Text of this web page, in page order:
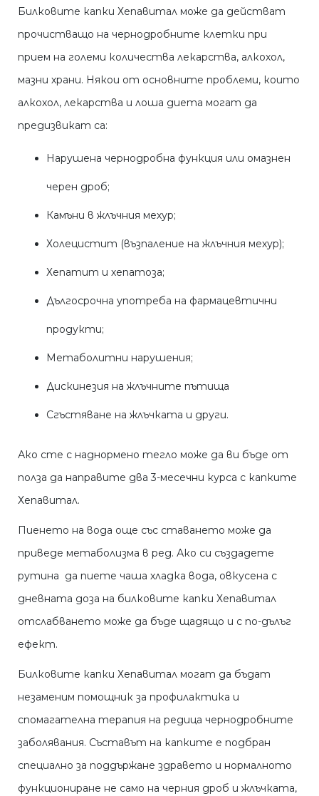
Билковите капки Хепавитал може да действат
прочистващо на чернодробните клетки при
прием на големи количества лекарства, алкохол,
мазни храни. Някои от основните проблеми, които
алкохол, лекарства и лоша диета могат да
предизвикат са:
Нарушена чернодробна функция или омазнен
черен дроб;
Камъни в жлъчния мехур;
Холецистит (възпаление на жлъчния мехур);
Хепатит и хепатоза;
Дългосрочна употреба на фармацевтични
продукти;
Метаболитни нарушения;
Дискинезия на жлъчните пътища
Сгъстяване на жлъчката и други.
Ако сте с наднормено тегло може да ви бъде от
полза да направите два 3-месечни курса с капките
Хепавитал.
Пиенето на вода още със ставането може да
приведе метаболизма в ред. Ако си създадете
рутина да пиете чаша хладка вода, овкусена с
дневната доза на билковите капки Хепавитал
отслабването може да бъде щадящо и с по-дълъг
ефект.
Билковите капки Хепавитал могат да бъдат
незаменим помощник за профилактика и
спомагателна терапия на редица чернодробните
заболявания. Съставът на капките е подбран
специално за поддържане здравето и нормалното
функциониране не само на черния дроб и жлъчката,